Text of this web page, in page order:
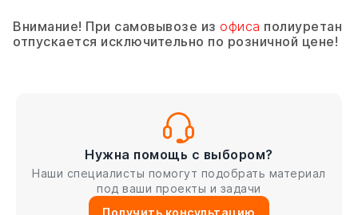
Внимание! При самовывозе из офиса полиуретан
отпускается исключительно по розничной цене!
Нужна помощь с выбором?
Наши специалисты помогут подобрать материал
под ваши проекты и задачи